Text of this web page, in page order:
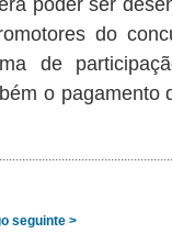
do
de
o pagamento
seguinte >